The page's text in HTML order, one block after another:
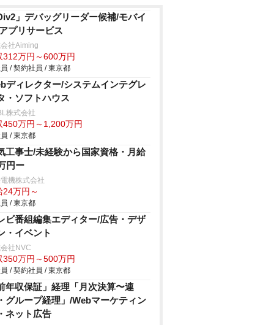
」デバッグリーダー候補/モバイ
プリサービス
社Aiming
312万円～600万円
/ 契約社員 / 東京都
ディレクター/システムインテグレ
・ソフトハウス
株式会社
450万円～1,200万円
/ 東京都
工事士/未経験から国家資格・月給
円ー
機株式会社
24万円～
/ 東京都
ビ番組編集エディター/広告・デザ
・イベント
社NVC
350万円～500万円
/ 契約社員 / 東京都
年収保証」経理「月次決算〜連
グループ経理」/Webマーケティン
ネット広告